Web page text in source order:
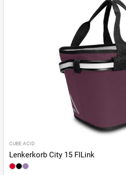
CUBE ACID
Lenkerkorb City 15 FILink